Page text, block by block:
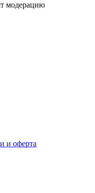
модерацию
и оферта